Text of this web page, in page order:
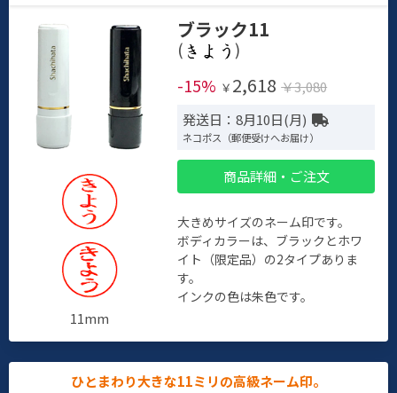
11mm
ブラック11
(
)
-15% ￥ 2,618 ￥3,080
発送日：8月10日(月)
ネコポス（郵便受けへお届け）
商品詳細・ご注文
大きめサイズのネーム印です。
ボディカラーは、ブラックとホワ
イト（限定品）の2タイプありま
す。
インクの色は朱色です。
ひとまわり大きな11ミリの高級ネーム印。